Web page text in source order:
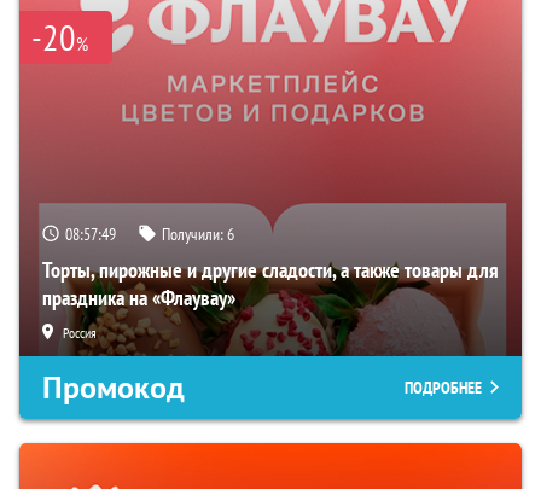
-20%
08:57:48 Получили:6
Торты, пирожные и другие сладости, а также товары для
праздника на «Флаувау»
Россия
Промокод ПОДРОБНЕЕ